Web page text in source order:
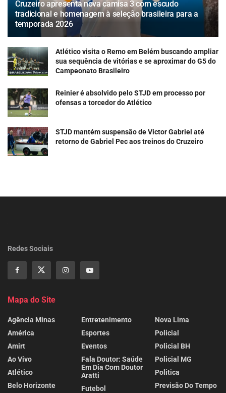
Cruzeiro apresenta nova camisa 3 com escudo
tradicional e homenagem à seleção brasileira para a
temporada 2026
Atlético visita o Remo em Belém buscando ampliar
sua sequência de vitórias e se aproximar do G5 do
Campeonato Brasileiro
Reinier é absolvido pelo STJD em processo por
ofensas a torcedor do Atlético
STJD mantém suspensão de Victor Gabriel até
retorno de Gabriel Pec aos treinos do Cruzeiro
Redes Sociais
Mapa do Site
Agência Minas
América
Amirt
Ao Vivo
Atlético
Belo Horizonte
Entretenimento
Esportes
Eventos
Fala Doutor: Saúde
Em Dia Com Doutor
Aratti
Futebol
Nova Lima
Policial
Policial BH
Policial MG
Politica
Previsão Do Tempo